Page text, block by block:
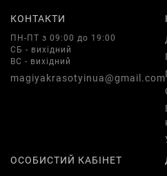
КОНТАКТИ
ПН-ПТ з 09:00 до 19:00
СБ - вихідний
ВС - вихідний
magiyakrasotyinua@gmail.com
ОСОБИСТИЙ КАБІНЕТ